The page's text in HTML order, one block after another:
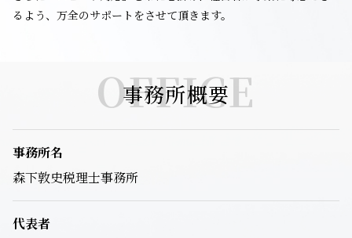
るよう、万全のサポートをさせて頂きます。
OFFICE
事務所概要
事務所名
森下敦史税理士事務所
代表者